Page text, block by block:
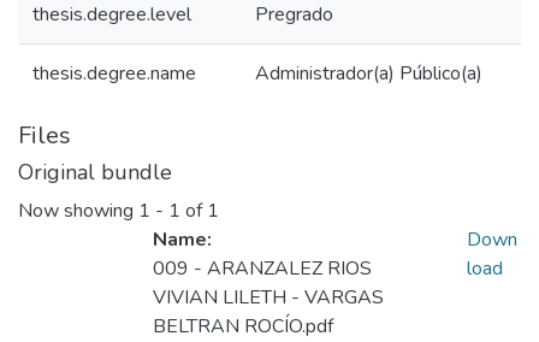
thesis.degree.level Pregrado
thesis.degree.name Administrador(a) Público(a)
Files
Original bundle
Now showing 1 - 1 of 1
Name:
009 - ARANZALEZ RIOS
VIVIAN LILETH - VARGAS
BELTRAN ROCÍO.pdf
Down
load